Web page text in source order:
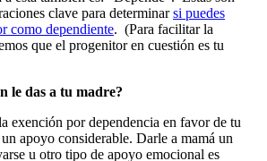
clave para determinarsi puedes
como dependiente. (Para facilitar la
que el progenitor en cuestión es tu
le das a tu madre?
exención por dependencia en favor de tu
apoyo considerable. Darle a mamá un
u otro tipo de apoyo emocional es